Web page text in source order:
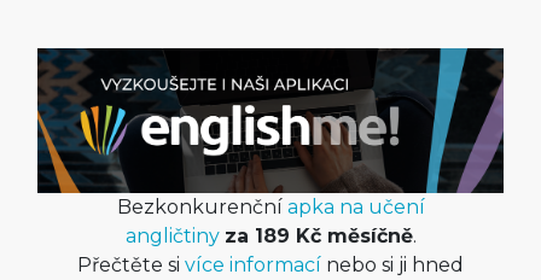
Bezkonkurenční apka na učení
angličtiny za 189 Kč měsíčně.
Přečtěte si více informací nebo si ji hned